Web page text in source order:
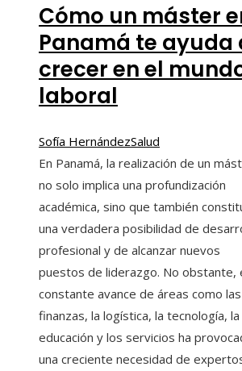
Cómo un máster
Panamá te ayuda
crecer en el
laboral
Sofía HernándezSalud
En Panamá, la realización de un
no solo implica una profundización
académica, sino que también
una verdadera posibilidad de
profesional y de alcanzar nuevos
puestos de liderazgo. No obstante,
constante avance de áreas como las
finanzas, la logística, la tecnología, la
educación y los servicios ha
una creciente necesidad de